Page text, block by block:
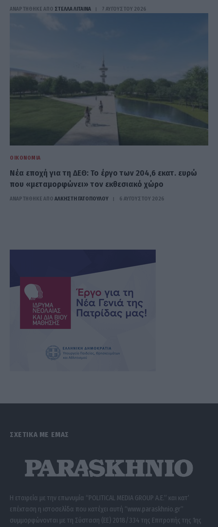
ΑΝΑΡΤΗΘΗΚΕ ΑΠΟ ΣΤΈΛΛΑ ΛΊΤΑΙΝΑ 7 ΑΥΓΟΎΣΤΟΥ 2026
ΟΙΚΟΝΟΜΊΑ
Νέα εποχή για τη ΔΕΘ: Το έργο των 204,6 εκατ. ευρώ
που «μεταμορφώνει» τον εκθεσιακό χώρο
ΑΝΑΡΤΗΘΗΚΕ ΑΠΟ ΆΛΚΗΣΤΗ ΓΑΤΟΠΟΎΛΟΥ 6 ΑΥΓΟΎΣΤΟΥ 2026
ΣΧΕΤΙΚΑ ΜΕ ΕΜΑΣ
Η εταιρεία με την επωνυμία “POLITICAL MEDIA GROUP A.E.” και κατ’
επέκταση η ιστοσελίδα που κατέχει αυτή “www.paraskhnio.gr”
συμμορφώνονται με τη Σύσταση (ΕΕ) 2018/334 της Επιτροπής της 1ης